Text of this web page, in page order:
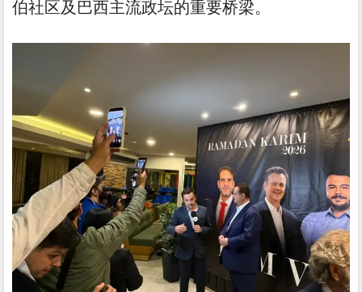
伯社区及巴西主流政坛的重要桥梁。